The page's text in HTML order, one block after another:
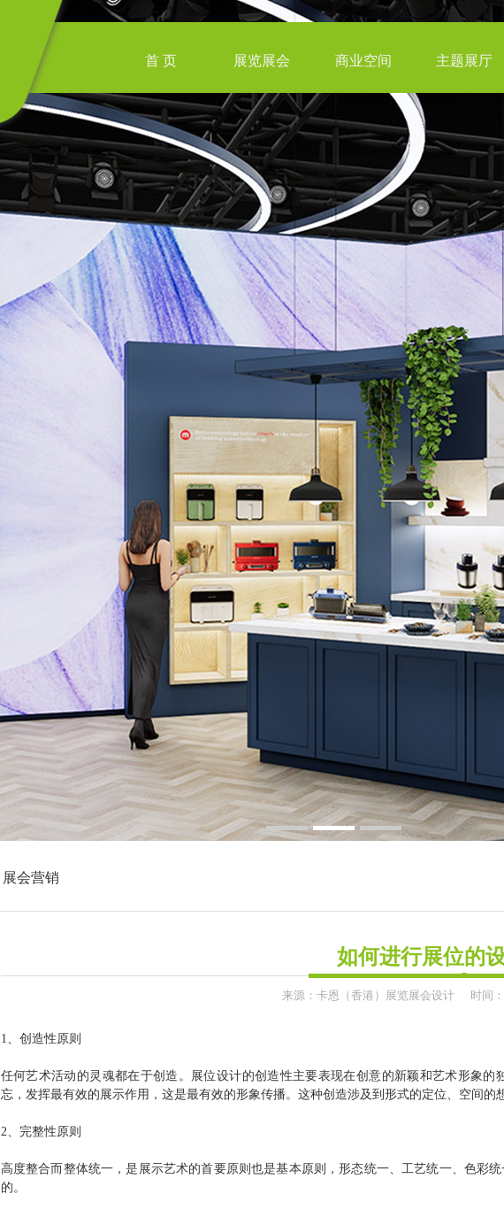
首 页 展览展会
海外展会
港澳展会
国内展会
商业空间
购物
主题展厅
展会营销
如何进行展位的
来源： 卡恩（香港）展览展会设计 时间：
1、创造性原则
任何艺术活动的灵魂都在于创造。展位设计的创造性主要表现在创意的新颖和艺术形象
忘，发挥最有效的展示作用，这是最有效的形象传播。这种创造涉及到形式的定位、空间的
2、完整性原则
高度整合而整体统一，是展示艺术的首要原则也是基本原则，形态统一、工艺统一、色彩
的。